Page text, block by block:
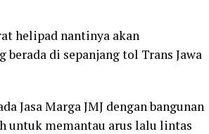
helipad nantinya akan
di sepanjang tol Trans Jawa
Jasa Marga JMJ dengan bangunan
untuk memantau arus lalu lintas